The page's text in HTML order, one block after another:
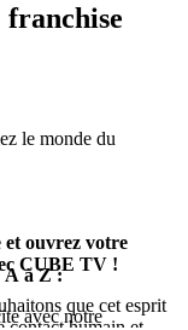
franchise
le monde du
et ouvrez votre
CUBE TV !
que cet esprit
A à Z :
avec notre